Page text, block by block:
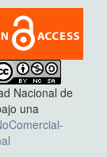
Nacional de
una